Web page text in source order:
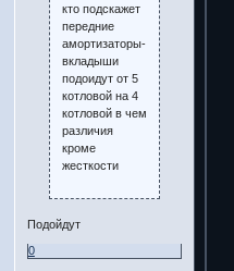
кто подскажет
передние
амортизаторы-
вкладыши
подоидут от 5
котловой на 4
котловой в чем
различия
кроме
жесткости
Подойдут
0